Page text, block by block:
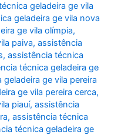
geladeira ge vila
geladeira ge vila nova
ge vila olímpia,
paiva,assistência
,assistência técnica
técnica geladeira ge
ge vila pereira
ge vila pereira cerca,
piauí,assistência
,assistência técnica
técnica geladeira ge